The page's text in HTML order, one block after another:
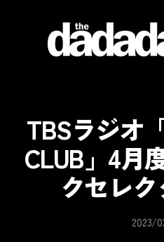
website
TBSラジオ
CLUB」4月
クセレ
2023/